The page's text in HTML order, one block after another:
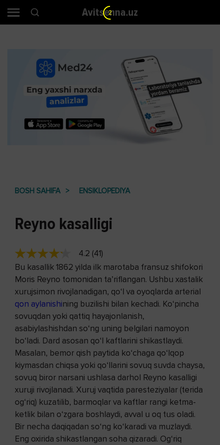
Avitsenna.uz
BOSH SAHIFA ENSIKLOPEDIYA
Reyno kasalligi
4.2 (41)
Bu kasallik 1862 yilda ilk marotaba fransuz shifokori
Moris Reyno tomonidan ta’riflangan. Ushbu xastalik
xurujsimon rivojlanadigan, qo‘l va oyoqlarda arterial
qon aylanishining buzilishi bilan kechadi. Ko‘pincha
sovuqdan yoki qattiq hayajonlanish,
asabiylashishdan so‘ng uning belgilari namoyon
bo‘ladi. Dard asosan qo‘l kaftlarini shikastlaydi.
Masalan, bemor qish paytida ko‘chaga qo‘lqop
kiymasdan chiqsa yoki qo‘llarini sovuq suvda chaysa,
sovuq biror narsani ushlasa darhol Reyno kasalligi
xuruji rivojlanadi. Xuruj vaqtida paresteziyalar (terida
og‘riq) kuzatilib, barmoqlar va kaftlar rangi ketma-
ketlik bilan o‘zgara boshlaydi, avval u oq tus oladi.
Bir necha daqiqadan so‘ng ko‘karadi va muzlaydi.
Eng oxirida shikastlangan soha qizaradi. Og‘riq
1